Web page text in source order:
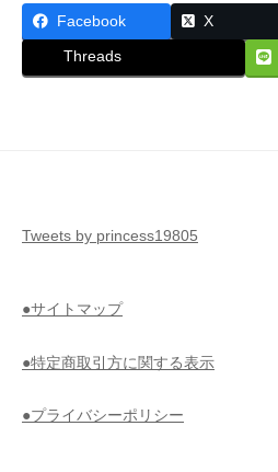
Facebook X
Threads
Tweets by princess19805
●サイトマップ
●特定商取引方に関する表示
●プライバシーポリシー